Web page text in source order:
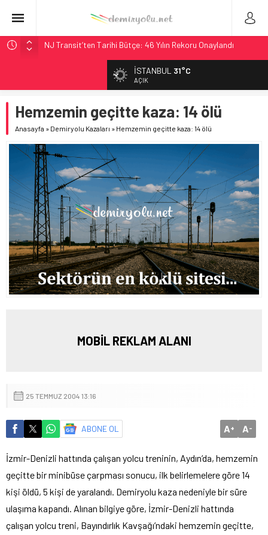
NJ Transit’ten Tarihi Bütçe: 46 Yılın Rekoru Onaylandı
Rocky Mountain, Güneş Enerjili Tesisten İlk Rayı Sevk Etti
AAR, MIT ve Berkeley Dahil 4 Üniversiteyle Araştırma
Konsorsiyumu Başlattı
Long Beach Limanı’na 58 Milyon Dolarlık Yeşil Yatırım Ödülü
Chicago’da Metra Polisi BVLOS Drone’larla Müdahale
İSTANBUL 31°C
AÇIK
Hemzemin geçitte kaza: 14 ölü
Anasayfa » Demiryolu Kazaları » Hemzemin geçitte kaza: 14 ölü
MOBİL REKLAM ALANI
25 TEMMUZ 2004 13:16
ABONE OL A+ A-
İzmir-Denizli hattında çalışan yolcu treninin, Aydın’da, hemzemin
geçitte bir minibüse çarpması sonucu, ilk belirlemelere göre 14
kişi öldü, 5 kişi de yaralandı. Demiryolu kaza nedeniyle bir süre
ulaşıma kapandı. Alınan bilgiye göre, İzmir-Denizli hattında
çalışan yolcu treni, Bayındırlık Kavşağı’ndaki hemzemin geçitte,